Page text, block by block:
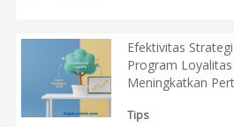
Efektivitas
Program
Meningkatkan
Tips